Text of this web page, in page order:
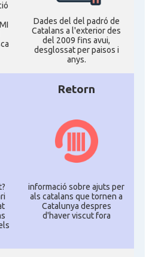
Dades del del padró de
Catalans a l'exterior des
del 2009 fins avui,
desglossat per paisos i
anys.
Retorn
informació sobre ajuts per
als catalans que tornen a
Catalunya despres
d'haver viscut fora